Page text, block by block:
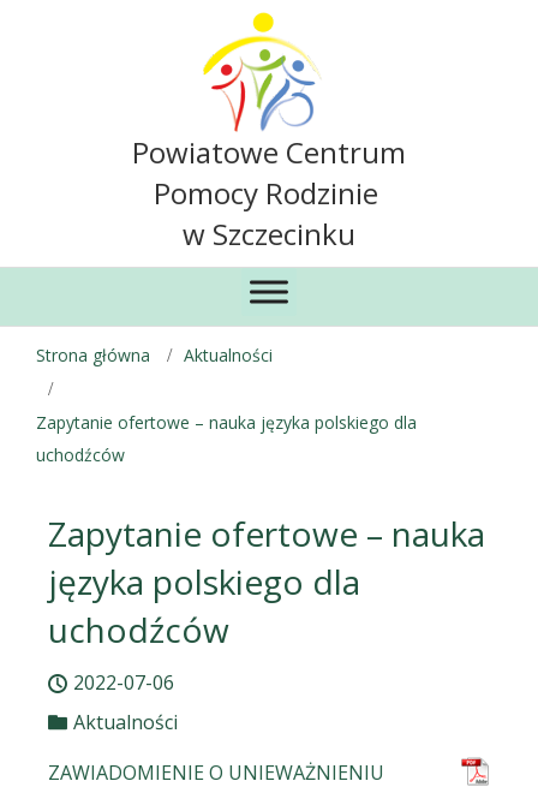
Powiatowe Centrum
Pomocy Rodzinie
w Szczecinku
Strona główna Aktualności
Zapytanie ofertowe – nauka języka polskiego dla
uchodźców
Zapytanie ofertowe – nauka
języka polskiego dla
uchodźców
2022-07-06
Aktualności
ZAWIADOMIENIE O UNIEWAŻNIENIU